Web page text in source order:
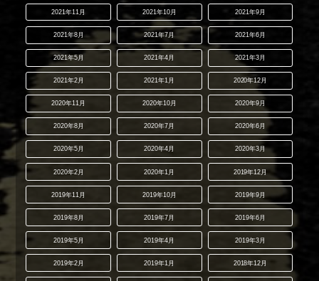
2021年11月 2021年10月 2021年9月
2021年8月 2021年7月 2021年6月
2021年5月 2021年4月 2021年3月
2021年2月 2021年1月 2020年12月
2020年11月 2020年10月 2020年9月
2020年8月 2020年7月 2020年6月
2020年5月 2020年4月 2020年3月
2020年2月 2020年1月 2019年12月
2019年11月 2019年10月 2019年9月
2019年8月 2019年7月 2019年6月
2019年5月 2019年4月 2019年3月
2019年2月 2019年1月 2018年12月